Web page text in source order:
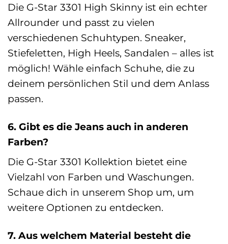
Die G-Star 3301 High Skinny ist ein echter
Allrounder und passt zu vielen
verschiedenen Schuhtypen. Sneaker,
Stiefeletten, High Heels, Sandalen – alles ist
möglich! Wähle einfach Schuhe, die zu
deinem persönlichen Stil und dem Anlass
passen.
6. Gibt es die Jeans auch in anderen
Farben?
Die G-Star 3301 Kollektion bietet eine
Vielzahl von Farben und Waschungen.
Schaue dich in unserem Shop um, um
weitere Optionen zu entdecken.
7. Aus welchem Material besteht die